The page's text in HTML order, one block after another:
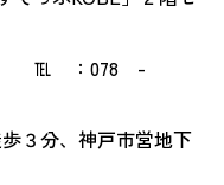
号 ℡ ：078 -
３分、神戸市営地下